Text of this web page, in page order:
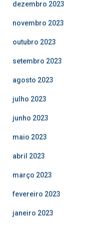
dezembro 2023
novembro 2023
outubro 2023
setembro 2023
agosto 2023
julho 2023
junho 2023
maio 2023
abril 2023
março 2023
fevereiro 2023
janeiro 2023